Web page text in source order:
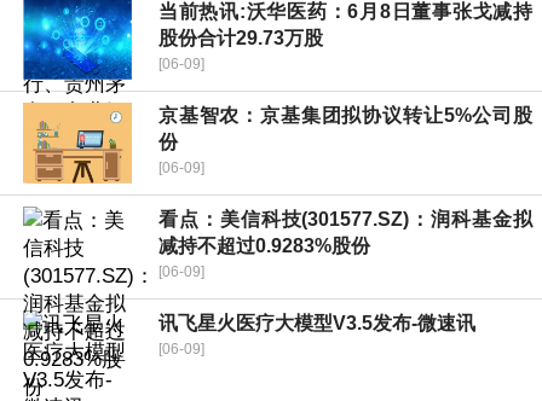
当前热讯:沃华医药：6月8日董事张戈减持
股份合计29.73万股
[06-09]
京基智农：京基集团拟协议转让5%公司股
份
[06-09]
看点：美信科技(301577.SZ)：润科基金拟
减持不超过0.9283%股份
[06-09]
讯飞星火医疗大模型V3.5发布-微速讯
[06-09]